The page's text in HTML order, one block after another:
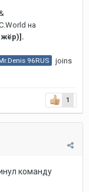
на
96RUS
joins
1
команду